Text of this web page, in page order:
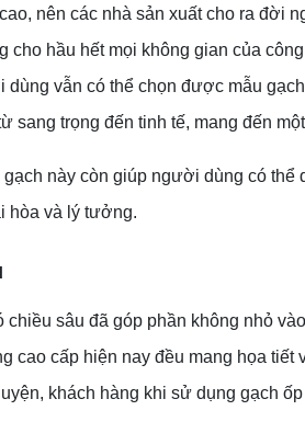
nên các nhà sản xuất cho ra đời
hầu hết mọi không gian của
vẫn có thể chọn được mẫu
sang trọng đến tinh tế, mang đến
này còn giúp người dùng có
hòa và lý tưởng.
chiều sâu đã góp phần không nhỏ
cao cấp hiện nay đều mang họa tiết
khách hàng khi sử dụng gạch